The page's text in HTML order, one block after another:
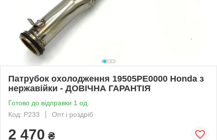
Патрубок охолодження 19505PE0000 Honda з
нержавійки - ДОВІЧНА ГАРАНТІЯ
Готово до відправки 1 од.
Код: Р233
Опт і роздріб
2 470 ₴